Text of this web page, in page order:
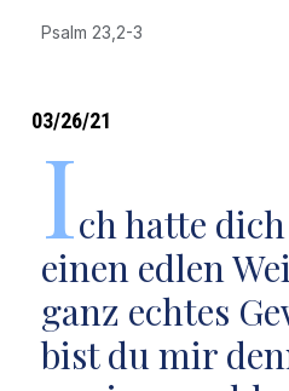
Psalm 23,2-3
03/26/21
Ich hatte
einen edlen
ganz echtes
bist du mir